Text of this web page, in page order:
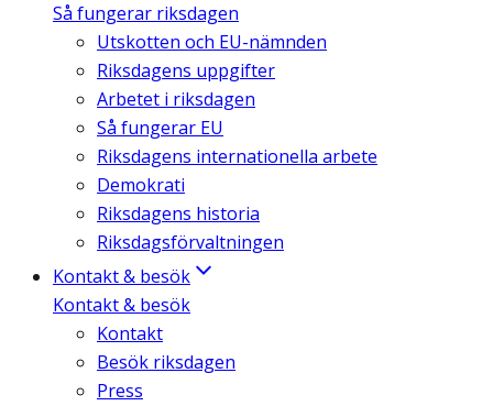
Så fungerar riksdagen
Utskotten och EU-nämnden
Riksdagens uppgifter
Arbetet i riksdagen
Så fungerar EU
Riksdagens internationella arbete
Demokrati
Riksdagens historia
Riksdagsförvaltningen
Kontakt & besök
Kontakt & besök
Kontakt
Besök riksdagen
Press